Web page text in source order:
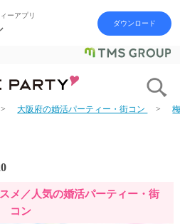
ーアプリ
ダウンロード
大阪府の婚活パーティー・街コン
メ／人気の婚活パーティー・街
コン